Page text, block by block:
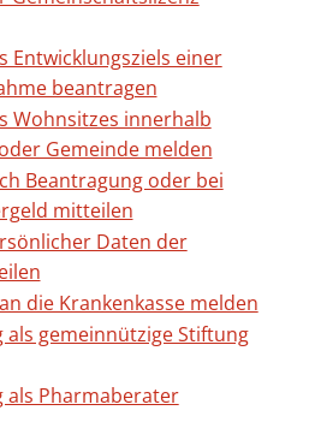
Entwicklungsziels einer
beantragen
Wohnsitzes innerhalb
Gemeinde melden
Beantragung oder bei
mitteilen
Daten der
die Krankenkasse melden
als gemeinnützige Stiftung
als Pharmaberater